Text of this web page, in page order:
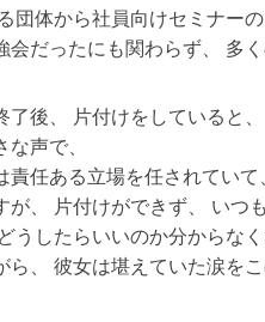
団体から社員向けセミナー
会だったにも関わらず、 多
了後、 片付けをしていると
な声で、
責任ある立場を任されてい
が、 片付けができず、 いつ
うしたらいいのか分からな
ら、 彼女は堪えていた涙をこ